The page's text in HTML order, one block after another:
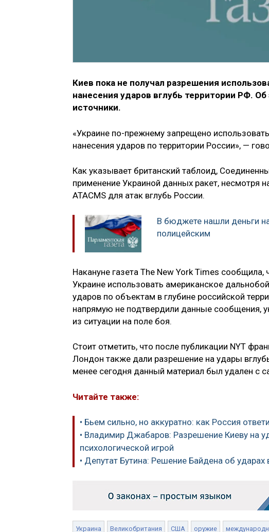
Киев пока не получал разрешения
нанесения ударов вглубь территории РФ.
источники.
«Украине по-прежнему запрещено
нанесения ударов по территории России», —
Как указывает британский таблоид,
применение Украиной данных ракет, несмотря
ATACMS для атак вглубь России.
В бюджете нашли деньги
полицейским
Накануне газета The New York Times
Украине использовать американское
ударов по объектам в глубине российской
напрямую не подтвердили данные сообщения,
из ситуации на поле боя.
Стоит отметить, что после публикации NYT
Лондон также дали разрешение на удары
менее сегодня данный материал был удален с
Читайте также:
• Бьем сильно, но аккуратно: как Россия
• Владимир Джабаров: Разрешение Киеву на
психологической игрой
• Депутат Бутина: Решение Байдена об
Украина Великобритания США оружие